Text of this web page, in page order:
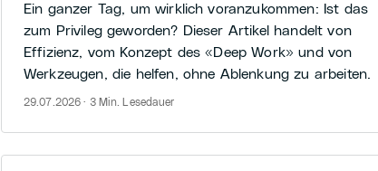
Ein ganzer Tag, um wirklich voranzukommen: Ist das
zum Privileg geworden? Dieser Artikel handelt von
Effizienz, vom Konzept des «Deep Work» und von
Werkzeugen, die helfen, ohne Ablenkung zu arbeiten.
29.07.2026 · 3 Min. Lesedauer